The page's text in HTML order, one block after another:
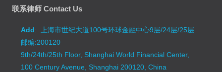
联系律师 Contact Us
Add: 上海市世纪大道100号环球金融中心9层/24层/25层
邮编:200120
9th/24th/25th Floor, Shanghai World Financial Center,
100 Century Avenue, Shanghai 200120, China